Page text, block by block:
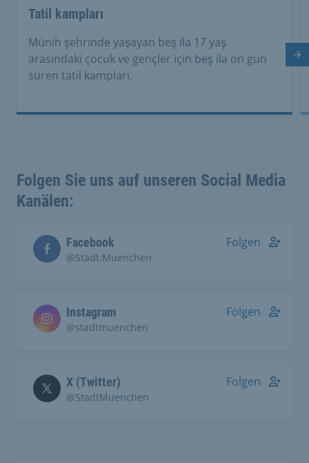
Tatil kampları
Münih şehrinde yaşayan beş ila 17 yaş
arasındaki çocuk ve gençler için beş ila on gün
süren tatil kampları.
Folgen Sie uns auf unseren Social Media
Kanälen:
Facebook
@Stadt.Muenchen
Folgen
Instagram
@stadtmuenchen
Folgen
X (Twitter)
@StadtMuenchen
Folgen